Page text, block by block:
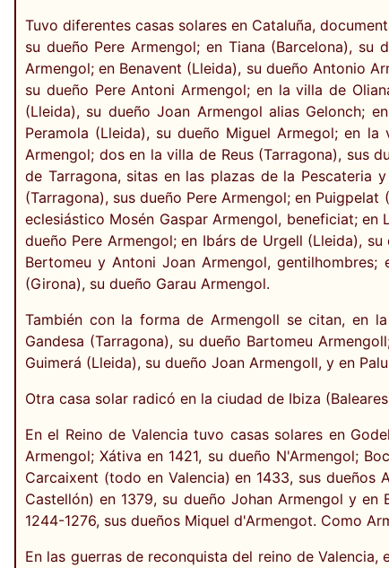
Tuvo diferentes casas solares en Cataluña,
su dueño Pere Armengol; en Tiana (Barcelona), su
Armengol; en Benavent (Lleida), su dueño Antonio
su dueño Pere Antoni Armengol; en la villa de
(Lleida), su dueño Joan Armengol alias Gelonch;
Peramola (Lleida), su dueño Miguel Armegol; en
Armengol; dos en la villa de Reus (Tarragona), sus
de Tarragona, sitas en las plazas de la Pescateria
(Tarragona), sus dueño Pere Armengol; en
eclesiástico Mosén Gaspar Armengol, beneficiat;
dueño Pere Armengol; en Ibárs de Urgell (Lleida),
Bertomeu y Antoni Joan Armengol,
(Girona), su dueño Garau Armengol.
También con la forma de Armengoll se citan, en
Gandesa (Tarragona), su dueño Bartomeu
Guimerá (Lleida), su dueño Joan Armengoll, y en
Otra casa solar radicó en la ciudad de Ibiza
En el Reino de Valencia tuvo casas solares en
Armengol; Xátiva en 1421, su dueño N'Armengol;
Carcaixent (todo en Valencia) en 1433, sus dueños
Castellón) en 1379, su dueño Johan Armengol y
1244-1276, sus dueños Miquel d'Armengot. Como
En las guerras de reconquista del reino de